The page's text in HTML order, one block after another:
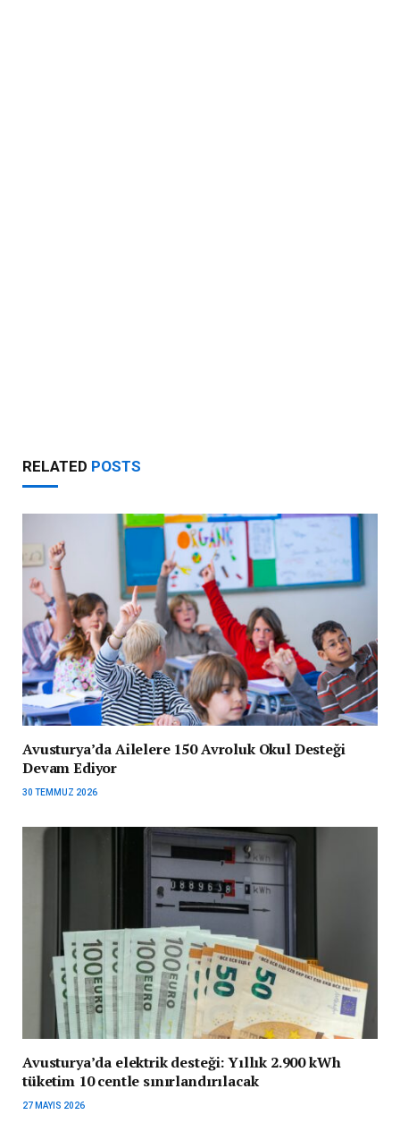
RELATED POSTS
Avusturya’da Ailelere 150 Avroluk Okul Desteği
Devam Ediyor
30 TEMMUZ 2026
Avusturya’da elektrik desteği: Yıllık 2.900 kWh
tüketim 10 centle sınırlandırılacak
27 MAYIS 2026